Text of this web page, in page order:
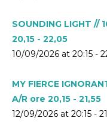
SOUNDING LIGHT
20,15 - 22,05
10/09/2026 at 20:15 -
MY FIERCE
A/R ore 20,15 - 21,55
12/09/2026 at 20:15 -